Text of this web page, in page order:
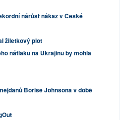
nárůst nákaz v České
žiletkový plot
nátlaku na Ukrajinu by mohla
Borise Johnsona v době